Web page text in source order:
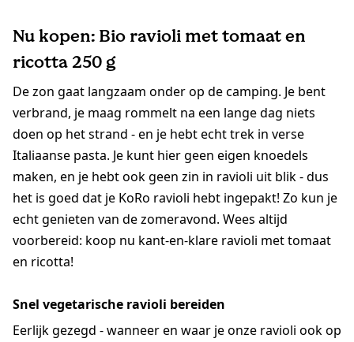
Nu kopen: Bio ravioli met tomaat en
ricotta 250 g
De zon gaat langzaam onder op de camping. Je bent
verbrand, je maag rommelt na een lange dag niets
doen op het strand - en je hebt echt trek in verse
Italiaanse pasta. Je kunt hier geen eigen knoedels
maken, en je hebt ook geen zin in ravioli uit blik - dus
het is goed dat je KoRo ravioli hebt ingepakt! Zo kun je
echt genieten van de zomeravond. Wees altijd
voorbereid: koop nu kant-en-klare ravioli met tomaat
en ricotta!
Snel vegetarische ravioli bereiden
Eerlijk gezegd - wanneer en waar je onze ravioli ook op